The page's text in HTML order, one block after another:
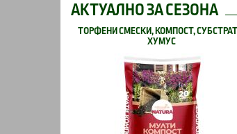
АКТУАЛНО ЗА СЕЗОНА
ТОРФЕНИ СМЕСКИ, КОМПОСТ,
ХУМУС